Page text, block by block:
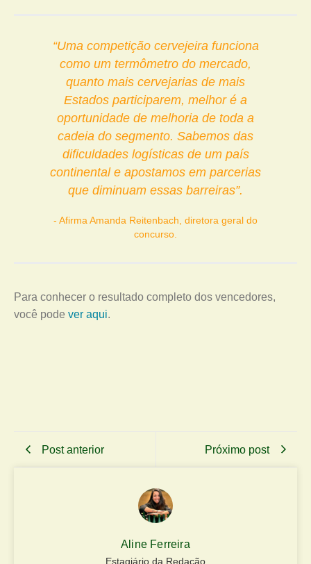
“Uma competição cervejeira funciona
como um termômetro do mercado,
quanto mais cervejarias de mais
Estados participarem, melhor é a
oportunidade de melhoria de toda a
cadeia do segmento. Sabemos das
dificuldades logísticas de um país
continental e apostamos em parcerias
que diminuam essas barreiras”.
Afirma Amanda Reitenbach, diretora geral do
concurso.
Para conhecer o resultado completo dos vencedores,
você pode ver aqui.
Post anterior Próximo post
Aline Ferreira
Estagiário da Redação